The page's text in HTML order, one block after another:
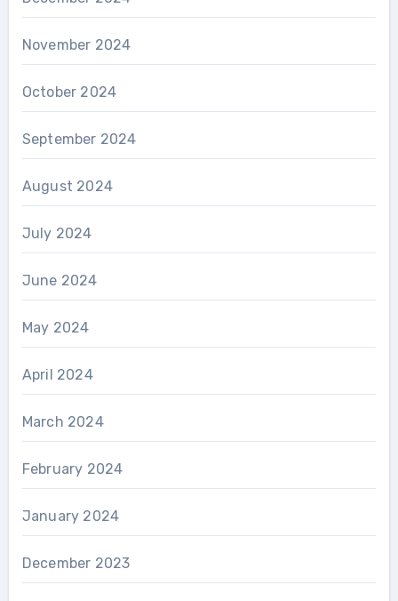
November 2024
October 2024
September 2024
August 2024
July 2024
June 2024
May 2024
April 2024
March 2024
February 2024
January 2024
December 2023